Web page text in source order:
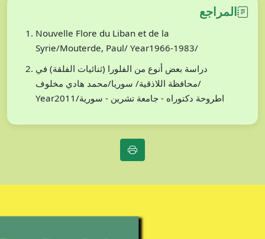
المراجع
Nouvelle Flore du Liban et de la
Syrie/Mouterde, Paul/ Year1966-1983/
دراسة بعض أنوع من الفلورا (ثنائيات الفلقة) في
محافظة اللاذقية/ سوريا/محمد هادي مخلوف/
Year2011/اطروحة دكتوراه - جامعة تشرين - سورية